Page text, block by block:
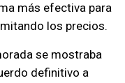
más efectiva para
los precios.
se mostraba
definitivo a